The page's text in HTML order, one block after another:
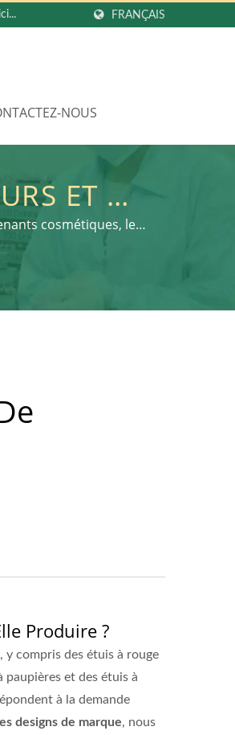
FRANÇAIS
NOUS
ET DE
AVEC
|
cosmétiques, le
Produire ?
y compris des étuis à rouge
paupières et des étuis à
à la demande
designs de marque, nous